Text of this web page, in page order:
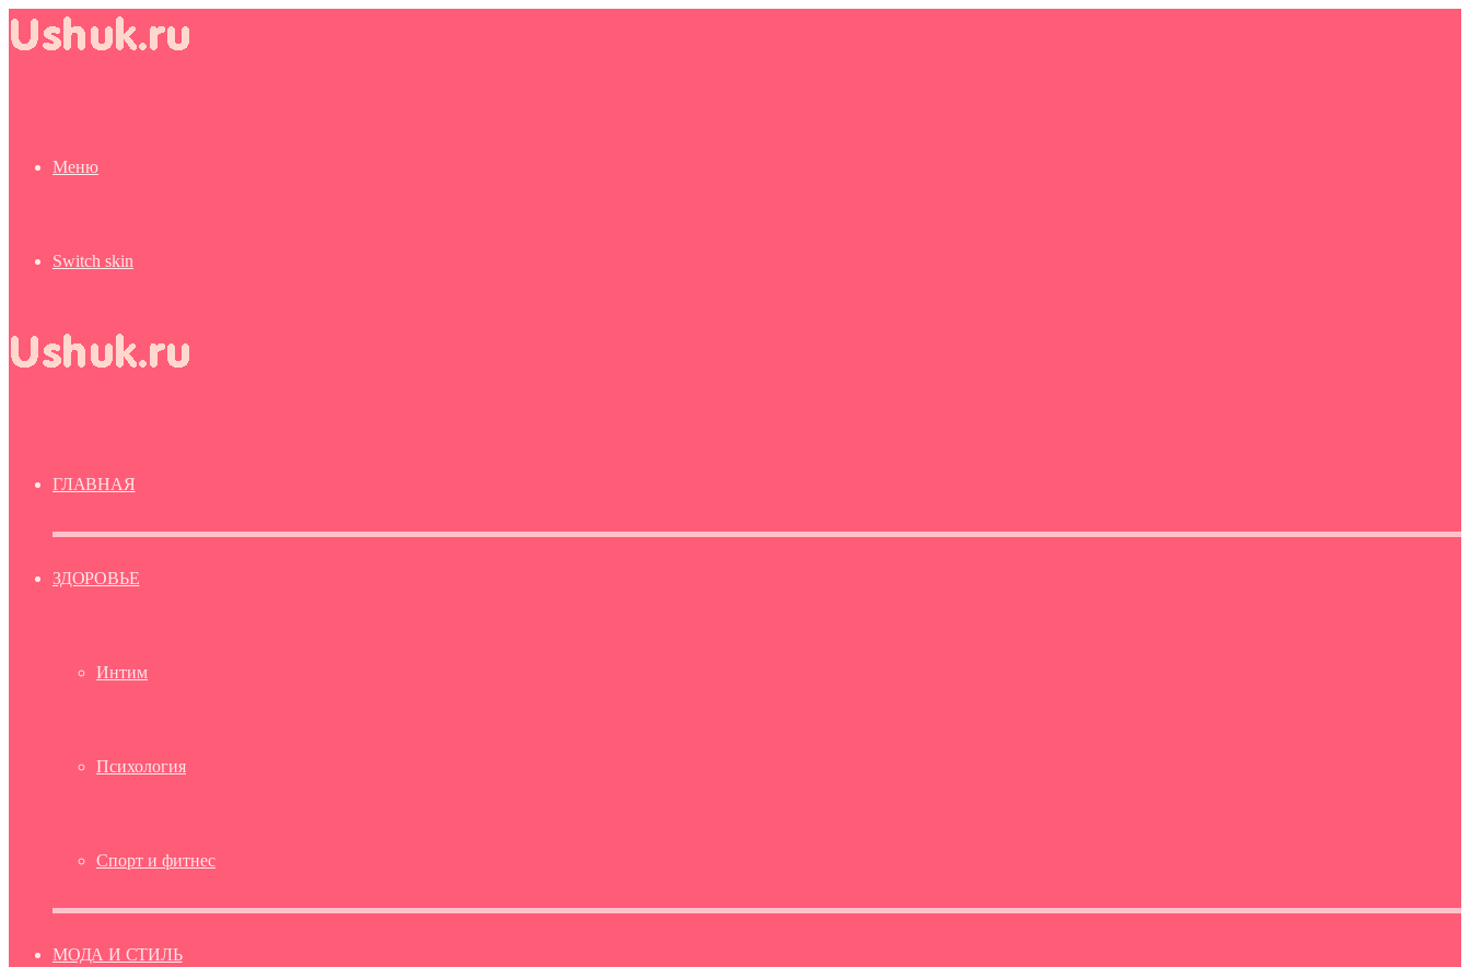
Меню
Switch skin
ГЛАВНАЯ
ЗДОРОВЬЕ
Интим
Психология
Спорт и фитнес
МОДА И СТИЛЬ